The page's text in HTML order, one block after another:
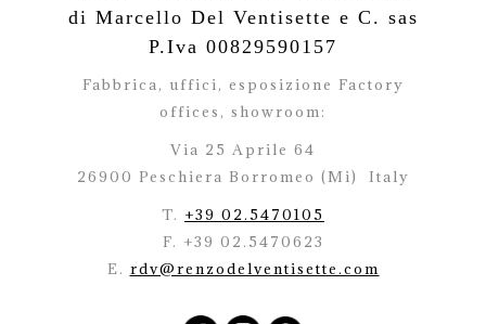
di Marcello Del Ventisette e C. sas
P.Iva 00829590157
Fabbrica, uffici, esposizione Factory
offices, showroom:
Via 25 Aprile 64
26900 Peschiera Borromeo (Mi)
Italy
T. +39 02.5470105
F. +39 02.5470623
E. rdv@renzodelventisette.com